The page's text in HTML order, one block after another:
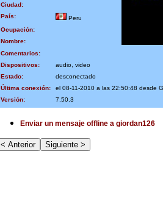
Ciudad:
País:
Peru
Ocupación:
Nombre:
Comentarios:
Dispositivos:
audio, video
Estado:
desconectado
Última conexión:
el 08-11-2010 a las 22:50:48 desde
Versión:
7.50.3
Enviar un mensaje offline a giordan126